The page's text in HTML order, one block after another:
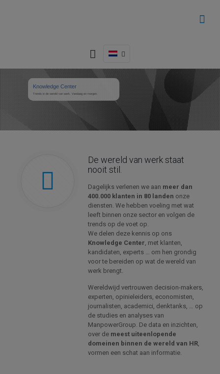
Knowledge Center
Trends in de wereld van werk. Vandaag en morgen.
De wereld van werk staat
nooit stil.
Dagelijks verlenen we aan meer dan
400.000 klanten in 80 landen onze
diensten. We hebben voeling met wat
leeft binnen onze sector en volgen de
trends op de voet op.
We delen deze kennis op ons
Knowledge Center, met klanten,
kandidaten, experts … om hen grondig
voor te bereiden op wat de wereld van
werk brengt.
Wereldwijd vertrouwen decision-makers,
experten, opinieleiders, economisten,
journalisten, academici, denktanks, … op
de studies en analyses van
ManpowerGroup. De data en inzichten,
over de meest uiteenlopende
domeinen binnen de wereld van HR,
vormen een schat aan informatie.